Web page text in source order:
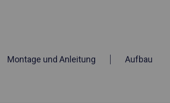
Montage und Anleitung Aufbau